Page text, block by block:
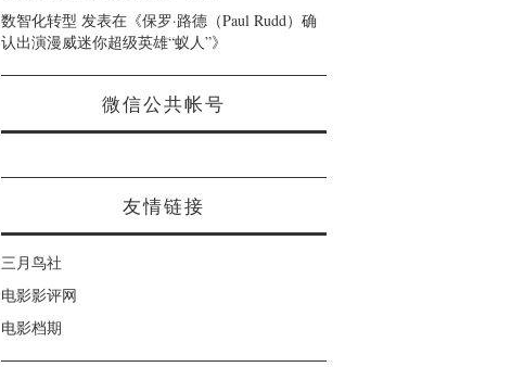
数智化转型 发表在《保罗·路德（Paul Rudd）确
认出演漫威迷你超级英雄“蚁人”》
微信公共帐号
友情链接
三月鸟社
电影影评网
电影档期